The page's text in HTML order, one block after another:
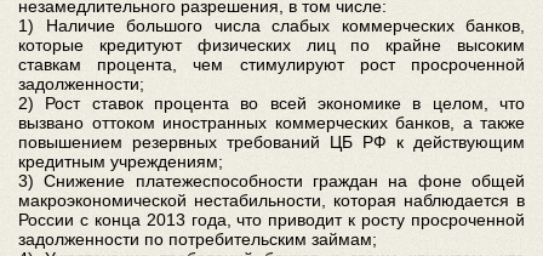
незамедлительного разрешения, в том числе:
1) Наличие большого числа слабых коммерческих банков,
которые кредитуют физических лиц по крайне высоким
ставкам процента, чем стимулируют рост просроченной
задолженности;
2) Рост ставок процента во всей экономике в целом, что
вызвано оттоком иностранных коммерческих банков, а также
повышением резервных требований ЦБ РФ к действующим
кредитным учреждениям;
3) Снижение платежеспособности граждан на фоне общей
макроэкономической нестабильности, которая наблюдается в
России с конца 2013 года, что приводит к росту просроченной
задолженности по потребительским займам;